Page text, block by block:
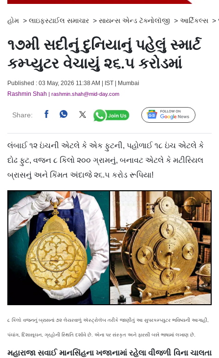
હોમ > લાઇફસ્ટાઈલ સમાચાર > સાયન્સ એન્ડ ટૅક્નોલૉજી > આર્ટિકલ્સ >
૧૭મી સદીનું દુનિયાનું પહેલું સ્માર્ટ
કમ્પ્યુટર વેચાયું ૨૬.૫ કરોડમાં
Published : 03 May, 2026 11:38 AM | IST | Mumbai
Rashmin Shah | rashmin.shah@mid-day.com
Share: Follow Us
લંબાઈ ૧૨ ઇંચની એટલે કે એક ફુટની, પહોળાઈ ૧૮ ઇંચ એટલે કે
દોઢ ફુટ, વજન ૮ કિલો ૨૦૦ ગ્રામનું, બનાવટ એટલે કે મટીરિયલ
બ્રાસનું અને કિંમત અંદાજે ૨૬.૫ કરોડ રૂપિયા!
૮ કિલો વજનનું બ્રાસનાં ૭૨ લેયરવાળું ઍસ્ટ્રોલૅબ તરીકે જાણીતું આ સુપરકમ્પ્યુટર ભવિષ્યની આગાહી,
પંચાંગ, દિશાસૂચન, ગ્રહોની સ્થિતિ દર્શાવે છે. એના પર સંસ્કૃત અને ફારસી બન્ને ભાષામાં લખાણ છે.
મહારાજા સવાઈ માનસિંહના ખજાનામાં રહેલા વીજળી વિના ચાલતા